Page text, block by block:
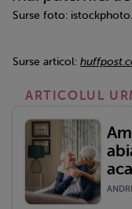
Surse foto:
Surse articol:
ARTICOLUL